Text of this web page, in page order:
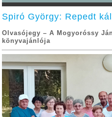
Spiró György: Repedt
Olvasójegy – A Mogyoróssy
könyvajánlója